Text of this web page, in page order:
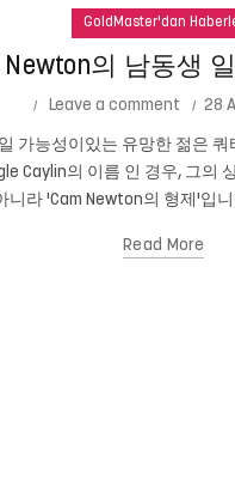
GoldMaster'dan
Newton의 남동생
Leave a comment 28
가능성이있는 유망한 젊은
Caylin의 이름 인 경우, 그의
니라 'Cam Newton의 형제'입
Read More